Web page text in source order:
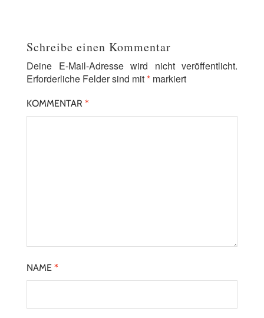
Schreibe einen Kommentar
Deine E-Mail-Adresse wird nicht veröffentlicht.
Erforderliche Felder sind mit* markiert
KOMMENTAR *
NAME *